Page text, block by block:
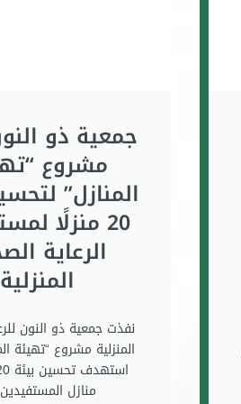
جمعية ذو
مشروع
المنازل”
20 منزلًا
الرعاية
المنزلية
نفذت جمعية ذو النون
المنزلية مشروع “تهيئة
منازل